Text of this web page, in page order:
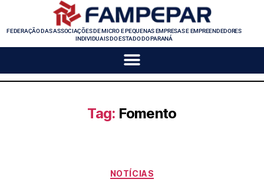
FEDERAÇÃO DAS ASSOCIAÇÕES DE MICRO E PEQUENAS EMPRESAS E EMPREENDEDORES
INDIVIDUAIS DO ESTADO DO PARANÁ
Tag: Fomento
NOTÍCIAS